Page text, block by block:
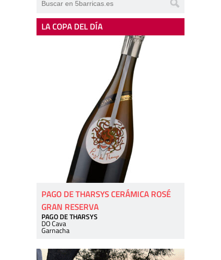
LA COPA DEL DÍA
PAGO DE THARSYS CERÁMICA ROSÉ
GRAN RESERVA
PAGO DE THARSYS
DO Cava
Garnacha